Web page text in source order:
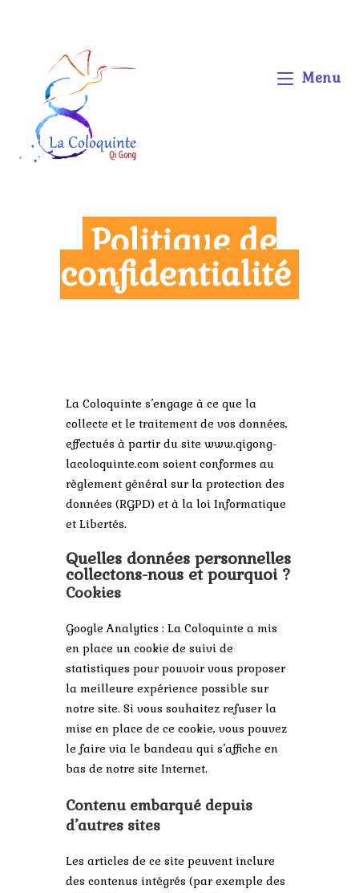
Menu
Politique de
confidentialité
La Coloquinte s’engage à ce que la
collecte et le traitement de vos données,
effectués à partir du site www.qigong-
lacoloquinte.com soient conformes au
règlement général sur la protection des
données (RGPD) et à la loi Informatique
et Libertés.
Quelles données personnelles
collectons-nous et pourquoi ?
Cookies
Google Analytics : La Coloquinte a mis
en place un cookie de suivi de
statistiques pour pouvoir vous proposer
la meilleure expérience possible sur
notre site. Si vous souhaitez refuser la
mise en place de ce cookie, vous pouvez
le faire via le bandeau qui s’affiche en
bas de notre site Internet.
Contenu embarqué depuis
d’autres sites
Les articles de ce site peuvent inclure
des contenus intégrés (par exemple des